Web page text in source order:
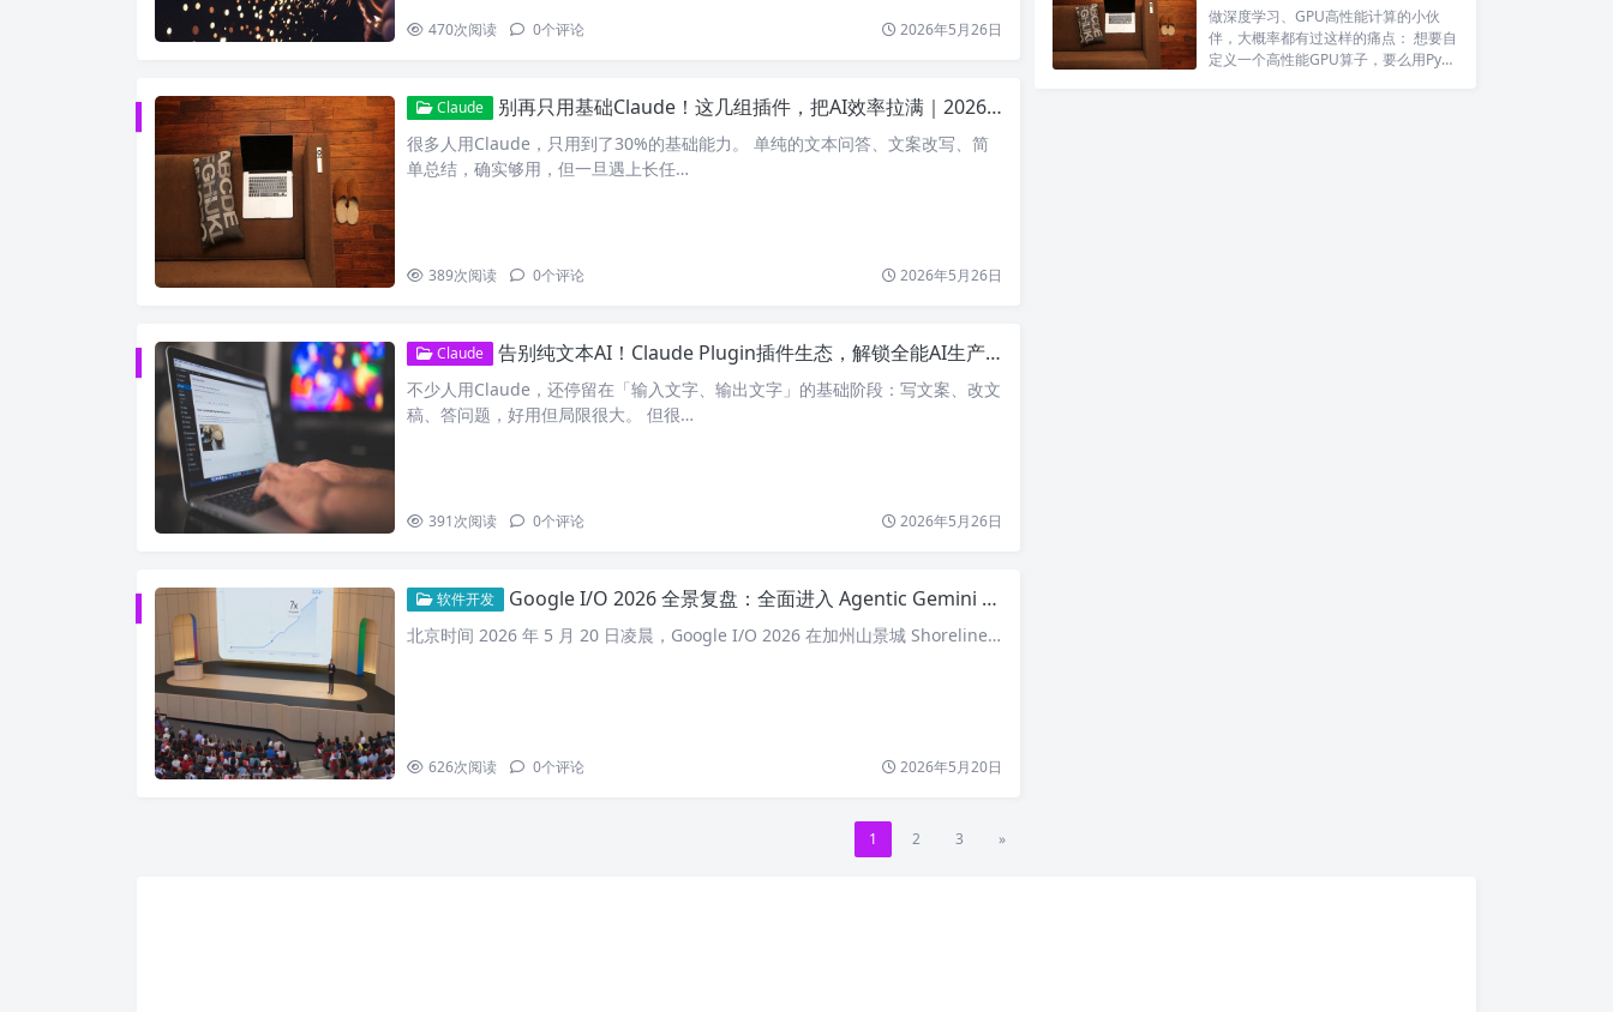
470次阅读 0个评论 2026年5月26日
Claude 别再只用基础Claude！这几组插件，把AI效率拉满｜2026实测种草
很多人用Claude，只用到了30%的基础能力。 单纯的文本问答、文案改写、简
单总结，确实够用，但一旦遇上长任…
389次阅读 0个评论 2026年5月26日
Claude 告别纯文本AI！Claude Plugin插件生态，解锁全能AI生产力
不少人用Claude，还停留在「输入文字、输出文字」的基础阶段：写文案、改文
稿、答问题，好用但局限很大。 但很…
391次阅读 0个评论 2026年5月26日
软件开发 Google I/O 2026 全景复盘：全面进入 Agentic Gemini 时代
北京时间 2026 年 5 月 20 日凌晨，Google I/O 2026 在加州山景城 Shoreline…
626次阅读 0个评论 2026年5月20日
1 2 3 »
做深度学习、GPU高性能计算的小伙
伴，大概率都有过这样的痛点： 想要自
定义一个高性能GPU算子，要么用PyT